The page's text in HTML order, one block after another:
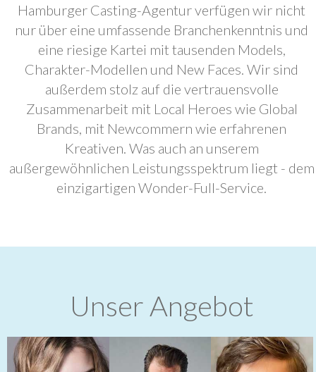
Hamburger Casting-Agentur verfügen wir nicht
nur über eine umfassende Branchenkenntnis und
eine riesige Kartei mit tausenden Models,
Charakter-Modellen und New Faces. Wir sind
außerdem stolz auf die vertrauensvolle
Zusammenarbeit mit Local Heroes wie Global
Brands, mit Newcommern wie erfahrenen
Kreativen. Was auch an unserem
außergewöhnlichen Leistungsspektrum liegt - dem
einzigartigen Wonder-Full-Service.
Unser Angebot